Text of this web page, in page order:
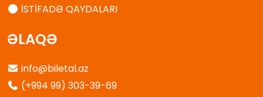
İSTİFADƏ QAYDALARI
ƏLAQƏ
info@biletal.az
(+994 99) 303-39-69